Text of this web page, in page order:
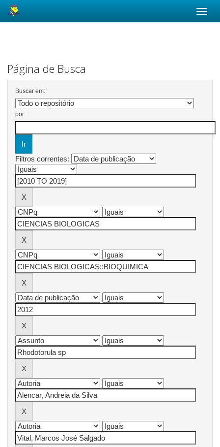
Página de Busca
Buscar em:
por
Filtros correntes: